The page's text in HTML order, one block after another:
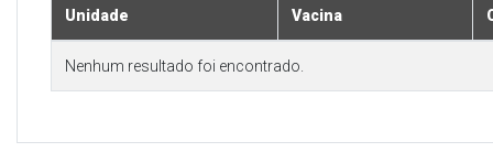
Unidade Vacina
Nenhum resultado foi encontrado.